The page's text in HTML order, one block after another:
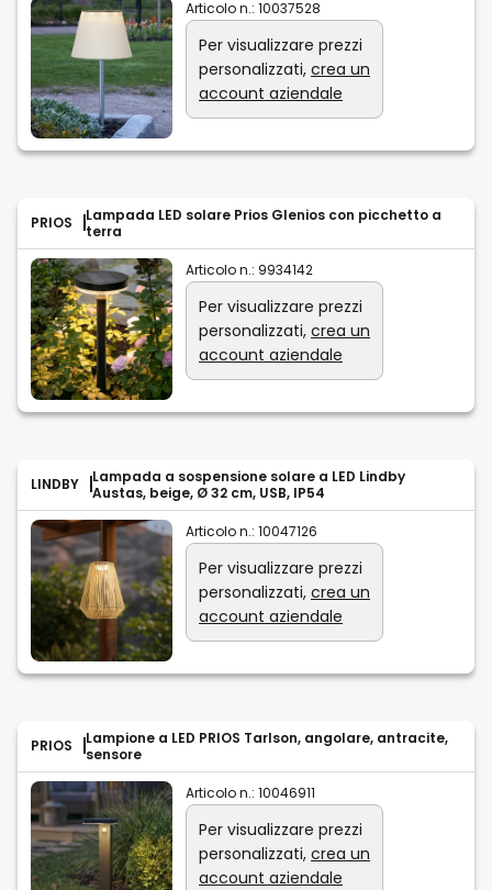
Articolo n.: 10037528
Per visualizzare prezzi
personalizzati, crea un
account aziendale
PRIOS
Lampada LED solare Prios Glenios con picchetto a
terra
Articolo n.: 9934142
Per visualizzare prezzi
personalizzati, crea un
account aziendale
LINDBY
Lampada a sospensione solare a LED Lindby
Austas, beige, Ø 32 cm, USB, IP54
Articolo n.: 10047126
Per visualizzare prezzi
personalizzati, crea un
account aziendale
PRIOS
Lampione a LED PRIOS Tarlson, angolare, antracite,
sensore
Articolo n.: 10046911
Per visualizzare prezzi
personalizzati, crea un
account aziendale